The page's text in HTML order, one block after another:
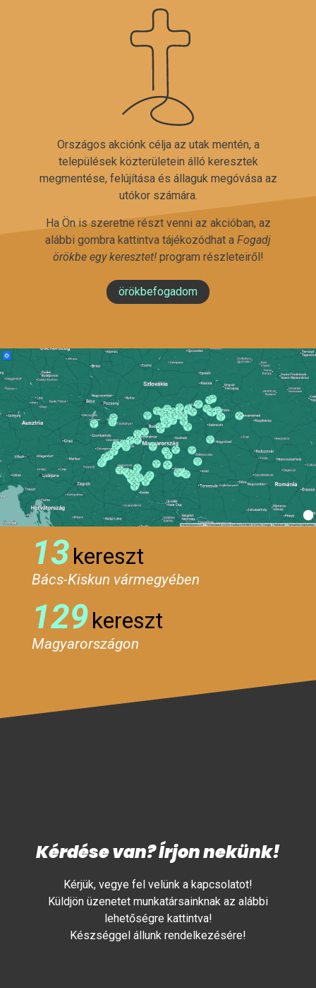
Országos akciónk célja az utak mentén, a
települések közterületein álló keresztek
megmentése, felújítása és állaguk megóvása az
utókor számára.
Ha Ön is szeretne részt venni az akcióban, az
alábbi gombra kattintva tájékozódhat a Fogadj
örökbe egy keresztet!program részleteiről!
örökbefogadom
13kereszt
Bács-Kiskun vármegyében
129kereszt
Magyarországon
Kérdése van? Írjon nekünk!
Kérjük, vegye fel velünk a kapcsolatot!
Küldjön üzenetet munkatársainknak az alábbi
lehetőségre kattintva!
Készséggel állunk rendelkezésére!